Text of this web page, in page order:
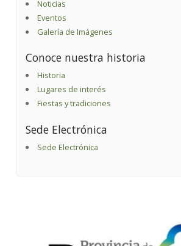
Noticias
Eventos
Galería de Imágenes
Conoce nuestra historia
Historia
Lugares de interés
Fiestas y tradiciones
Sede Electrónica
Sede Electrónica